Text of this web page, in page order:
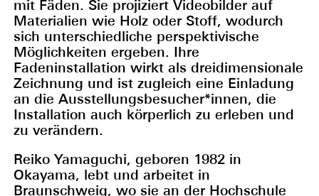
mit Fäden. Sie projiziert Videobilder auf
Materialien wie Holz oder Stoff, wodurch
sich unterschiedliche perspektivische
Möglichkeiten ergeben. Ihre
Fadeninstallation wirkt als dreidimensionale
Zeichnung und ist zugleich eine Einladung
an die Ausstellungsbesucher*innen, die
Installation auch körperlich zu erleben und
zu verändern.
Reiko Yamaguchi, geboren 1982 in
Okayama, lebt und arbeitet in
Braunschweig, wo sie an der Hochschule